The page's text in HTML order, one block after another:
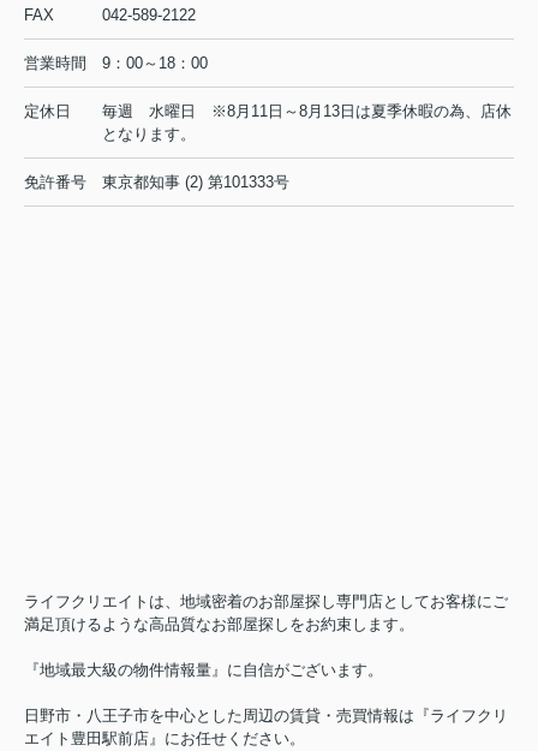
◆◇◆
夏季休業のお知らせ
◆◇◆◇◆
平素は格別のご高配を賜り厚く御礼申し上げます。夏季休業
につき下記にお知らせ致します。
FAX 042-589-2122
営業時間 9：00～18：00
定休日
毎週 水曜日 ※8月11日～8月13日は夏季休暇の為、店休
となります。
免許番号 東京都知事 (2) 第101333号
ライフクリエイトは、地域密着のお部屋探し専門店としてお客様にご
満足頂けるような高品質なお部屋探しをお約束します。
『地域最大級の物件情報量』に自信がございます。
日野市・八王子市を中心とした周辺の賃貸・売買情報は『ライフクリ
エイト豊田駅前店』にお任せください。